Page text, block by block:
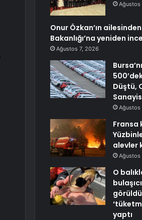
Ağustos
Onur Özkan’ın
Bakanlığı’na yeniden
Ağustos 7, 2026
Düştü,
Ağustos
Fransa
alevler
Ağustos
O
yaptı